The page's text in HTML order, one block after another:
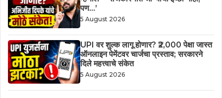
पण…’
5 August 2026
UPI वर शुल्क लागू होणार? ₹2,000 पेक्षा जास्त
ऑनलाइन पेमेंटवर चार्जचा प्रस्ताव; सरकारने
दिले महत्त्वाचे संकेत
5 August 2026